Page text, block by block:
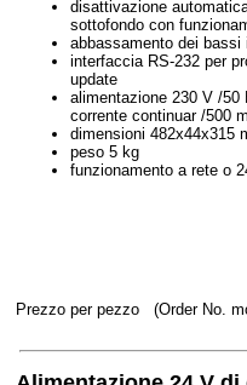
disattivazione
sottofondo con
abbassamento dei bassi
interfaccia RS-232 per
update
alimentazione 230 V /50
corrente continuar /500
dimensioni 482x44x315
peso 5 kg
funzionamento a rete o
Prezzo per pezzo (Order No.